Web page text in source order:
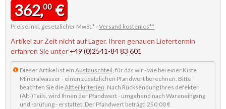
362,00€
Preise inkl. gesetzlicher MwSt.* -Versand kostenlos**
Artikel zur Zeit nicht auf Lager. Ihren genauen Liefertermin
erfahren Sie unter +49 (0)2541-84 83 601
Dieser Artikel ist ein Austauschteil, für das wir - wie bei einer Kiste
Mineralwasser - einen zusätzlichen Pfandwert berechnen. Bitte
beachten Sie dieAltteilkriterien. Nach Rücksendung Ihres defekten
(Alt-)Teils, wird Ihnen der Pfandwert - umgehend nach Wareneingang
und -prüfung - erstattet. Der Pfandwert beträgt: 250,00 €